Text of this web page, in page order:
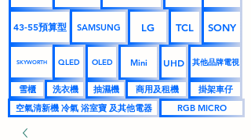
43-55預算型 SAMSUNG LG TCL SONY
SKYWORTH QLED OLED Mini UHD 其他品牌電視
雪櫃 洗衣機 抽濕機 商用及租機
掛架車仔
空氣清新機 冷氣 浴室寶 及其他電器
RGB MICRO